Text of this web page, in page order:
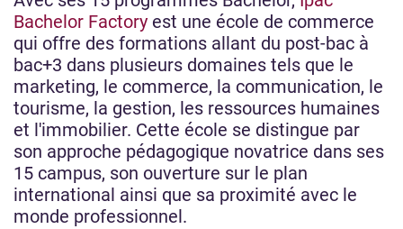
Bachelor Factory est une école de commerce
qui offre des formations allant du post-bac à
bac+3 dans plusieurs domaines tels que le
marketing, le commerce, la communication, le
tourisme, la gestion, les ressources humaines
et l'immobilier. Cette école se distingue par
son approche pédagogique novatrice dans ses
15 campus, son ouverture sur le plan
international ainsi que sa proximité avec le
monde professionnel.